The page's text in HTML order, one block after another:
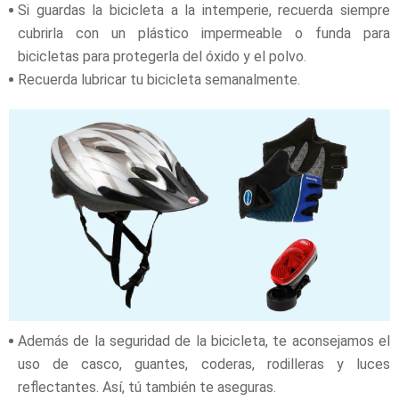
Si guardas la bicicleta a la intemperie, recuerda siempre
cubrirla con un plástico impermeable o funda para
bicicletas para protegerla del óxido y el polvo.
Recuerda lubricar tu bicicleta semanalmente.
Además de la seguridad de la bicicleta, te aconsejamos el
uso de casco, guantes, coderas, rodilleras y luces
reflectantes. Así, tú también te aseguras.